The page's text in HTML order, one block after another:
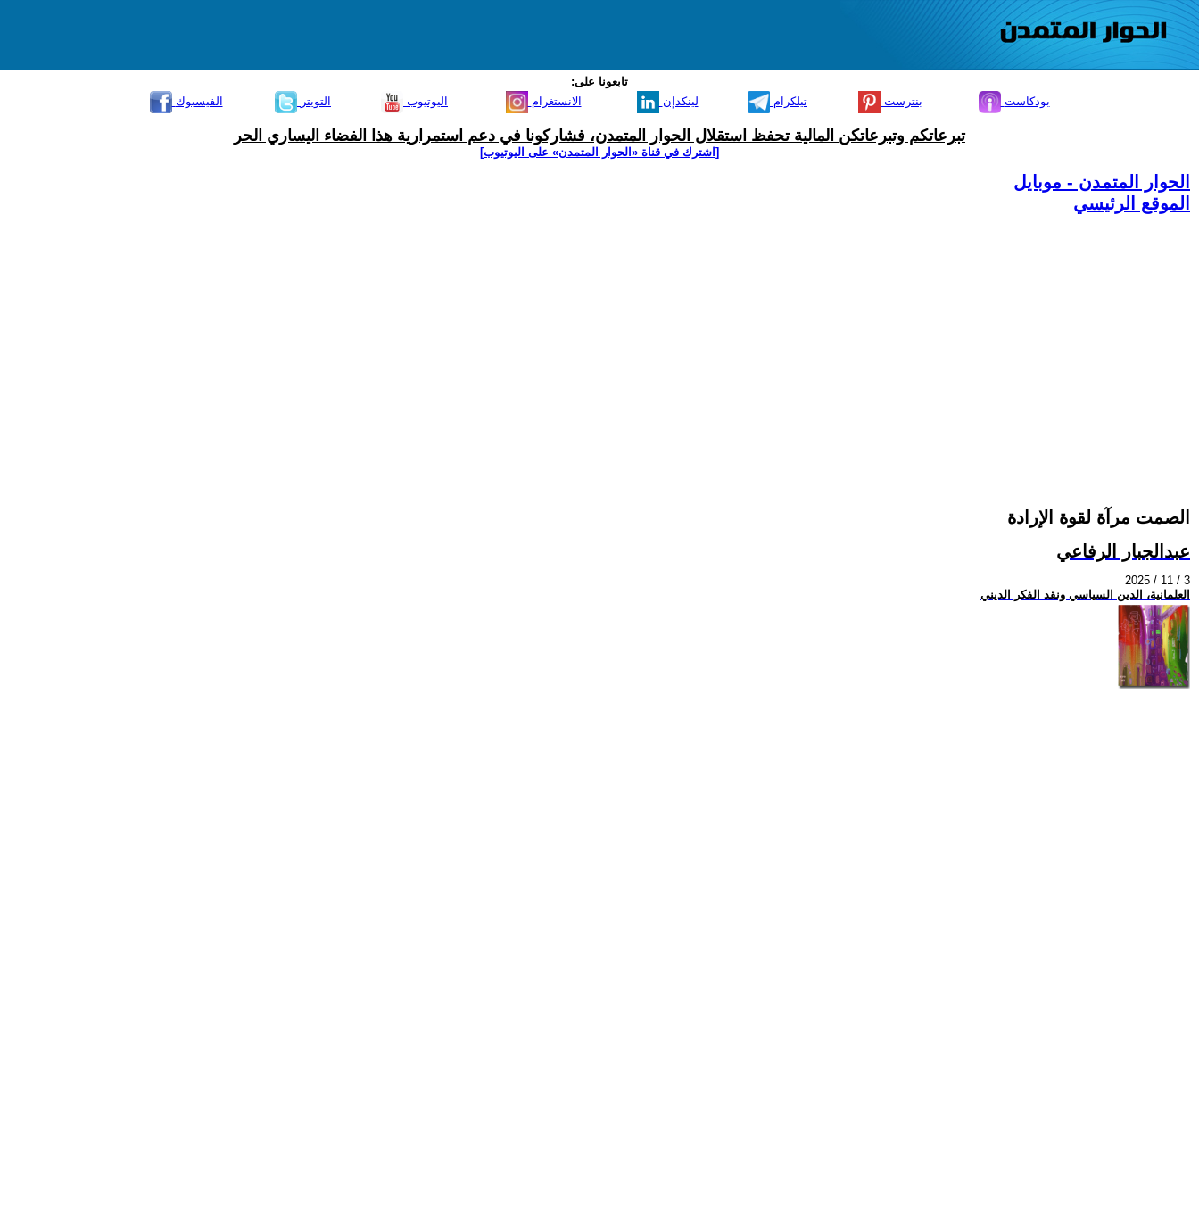
تابعونا على:
الفيسبوك
التويتر اليوتيوب الانستغرام لينكدإن تيلكرام بنترست بودكاست
تبرعاتكم وتبرعاتكن المالية تحفظ استقلال الحوار المتمدن، فشاركونا في دعم استمرارية هذا الفضاء اليساري الحر
[اشترك في قناة ‫«الحوار المتمدن» على اليوتيوب]
الحوار المتمدن - موبايل
الموقع الرئيسي
الصمت مرآة لقوة الإرادة
عبدالجبار الرفاعي
2025 / 11 / 3
العلمانية، الدين السياسي ونقد الفكر الديني